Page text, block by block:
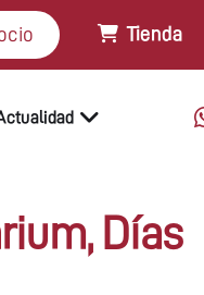
Tienda
Días